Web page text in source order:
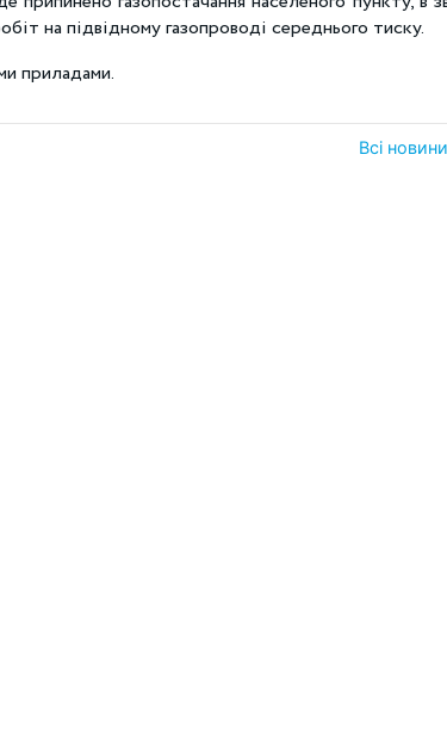
на підвідному газопроводі середнього тиску.
приладами.
Всі новини